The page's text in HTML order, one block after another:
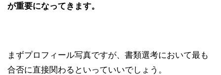
が重要になってきます。
まずプロフィール写真ですが、 書類選考において最も
合否に直接関わるといっていいでしょう。